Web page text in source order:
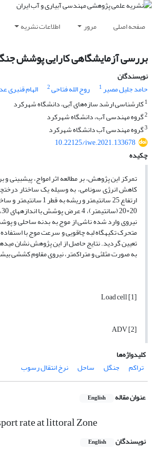
صفحه اصلی مرور اطلاعات نشریه
بررسی آزمایشگاهی کارایی پوشش
نویسندگان
حامد جلیل مصیر1 روح الله فتاحی2 الهام قنبری
1کارشناسی ارشد سازه‌های آبی، دانشگاه شهرکرد
2گروه مهندسی آب، دانشگاه شهرکرد
3گروه مهندسی آب دانشگاه شهرکرد
10.22125/iwe.2021.133678
چکیده
تمرکز این پژوهش، بر مطالعه اثر امواج،
به صورت مثلثی و متراکم­تر، نیروی مقاوم کششی
[1] Load cell
[2] ADV
کلیدواژه‌ها
تراکم
جنگل ساحل نرخ انتقال رسوب
عنوان مقاله English
rate at littoral Zone
نویسندگان English